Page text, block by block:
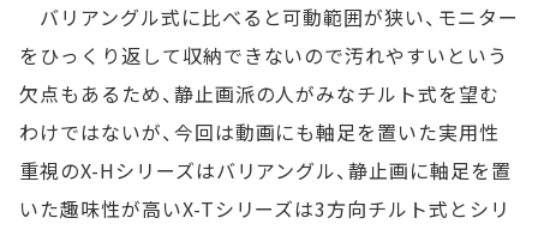
バリアングル式に比べると可動範囲が狭い、モニター
をひっくり返して収納できないので汚れやすいという
欠点もあるため、静止画派の人がみなチルト式を望む
わけではないが、今回は動画にも軸足を置いた実用性
重視のX-Hシリーズはバリアングル、静止画に軸足を置
いた趣味性が高いX-Tシリーズは3方向チルト式とシリ